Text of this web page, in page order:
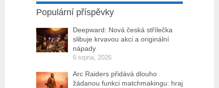
Populární příspěvky
Deepward: Nová česká střílečka
slibuje krvavou akci a originální
nápady
6 srpna, 2026
Arc Raiders přidává dlouho
žádanou funkci matchmakingu: hraj